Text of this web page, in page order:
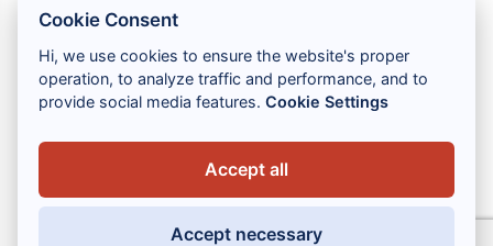
1 rue Louis GASSIN - 06300 NICE
Nos services
Cookie Consent
Hi, we use cookies to ensure the website's proper
operation, to analyze traffic and performance, and to
provide social media features.Cookie Settings
Accept all
Accept necessary